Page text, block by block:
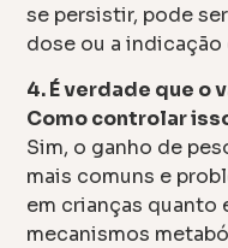
se persistir, pode
dose ou a
4. É verdade que o
Como controlar
Sim, o ganho de
mais comuns e
em crianças quanto
mecanismos